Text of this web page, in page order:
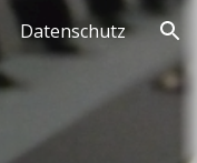
Datenschutz